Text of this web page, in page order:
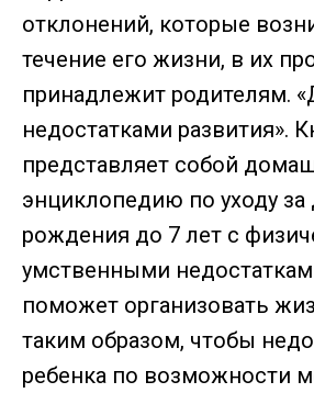
отклонений, которые
течение его жизни, в их
принадлежит родителям.
недостатками развития».
представляет собой
энциклопедию по уходу за
рождения до 7 лет с
умственными
поможет организовать
таким образом, чтобы
ребенка по возможности